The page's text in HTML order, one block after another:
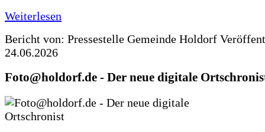
Weiterlesen
Bericht von: Pressestelle Gemeinde Holdorf
24.06.2026
Foto@holdorf.de - Der neue digitale